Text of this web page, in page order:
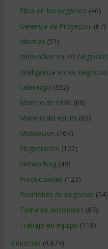
Etica en los negocios (46)
Gerencia de Proyectos (67)
Idiomas (51)
Innovacion en los Negocios
Inteligencia en los negocios
Liderazgo (332)
Manejo de crisis (60)
Manejo del estrés (85)
Motivacion (164)
Negociacion (122)
Networking(49)
Productividad (123)
Reuniones de negocios (24)
Toma de decisiones (87)
Trabajo en equipo (118)
Industrias (4.874)